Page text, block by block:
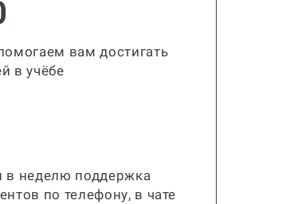
вам достигать
в учёбе
в неделю поддержка
по телефону, в чате